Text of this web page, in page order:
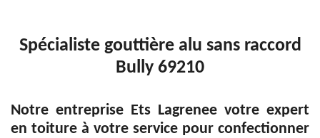
Spécialiste gouttière alu sans raccord
Bully 69210
Notre entreprise Ets Lagrenee votre expert
en toiture à votre service pour confectionner